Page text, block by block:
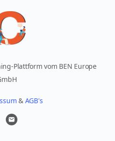
Plattform vom BEN Europe
& AGB's